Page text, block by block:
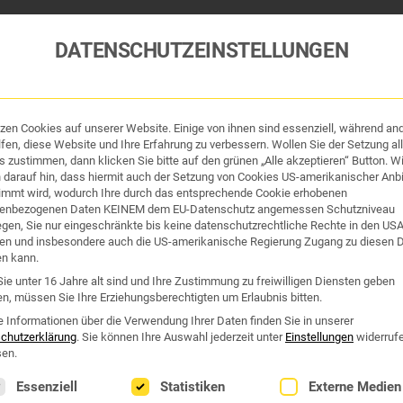
und Hygiene Organe & Organ-Uhr
Westend Online-Shop: Sicher, schnell und 24/7 für Sie da!
Gratisversand ab €50
DATENSCHUTZEINSTELLUNGEN
Cookies auf unserer Website. Einige von ihnen sind essenziell, während
diese Website und Ihre Erfahrung zu verbessern. Wollen Sie der Setzung
zustimmen, dann klicken Sie bitte auf den grünen „Alle akzeptieren“ Button.
hin, dass hiermit auch der Setzung von Cookies US-amerikanischer
wird, wodurch Ihre durch das entsprechende Cookie erhobenen
Daten KEINEM dem EU-Datenschutz angemessen Schutzniveau
Sie nur eingeschränkte bis keine datenschutzrechtliche Rechte in den USA
und insbesondere auch die US-amerikanische Regierung Zugang zu diesen
kann.
unter 16 Jahre alt sind und Ihre Zustimmung zu freiwilligen Diensten geben
müssen Sie Ihre Erziehungsberechtigten um Erlaubnis bitten.
Informationen über die Verwendung Ihrer Daten finden Sie in unserer
. Sie können Ihre Auswahl jederzeit unter Einstellungen
eine Liste der Service-Gruppen, für die eine Einwilligung
Essenziell Statistiken Externe Medien